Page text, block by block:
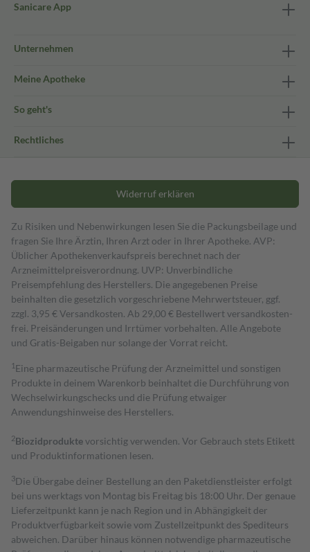
Sanicare App
Unternehmen
Meine Apotheke
So geht's
Rechtliches
Widerruf erklären
Zu Risiken und Nebenwirkungen lesen Sie die Packungsbeilage und
fragen Sie Ihre Ärztin, Ihren Arzt oder in Ihrer Apotheke. AVP:
Üblicher Apothekenverkaufspreis berechnet nach der
Arzneimittelpreisverordnung. UVP: Unverbindliche
Preisempfehlung des Herstellers. Die angegebenen Preise
beinhalten die gesetzlich vorgeschriebene Mehrwertsteuer, ggf.
zzgl. 3,95 € Versandkosten. Ab 29,00 € Bestell­wert versand­kosten­
frei. Preisänderungen und Irrtümer vorbehalten. Alle Angebote
und Gratis-Beigaben nur solange der Vorrat reicht.
1 Eine pharmazeutische Prüfung der Arzneimittel und sonstigen
Produkte in deinem Warenkorb beinhaltet die Durchführung von
Wechselwirkungschecks und die Prüfung etwaiger
Anwendungshinweise des Herstellers.
2Biozidproduktevorsichtig verwenden. Vor Gebrauch stets Etikett
und Produktinformationen lesen.
3Die Übergabe deiner Bestellung an den Paketdienstleister erfolgt
bei uns werktags von Montag bis Freitag bis 18:00 Uhr. Der genaue
Lieferzeitpunkt kann je nach Region und in Abhängigkeit der
Produktverfügbarkeit sowie vom Zustellzeitpunkt des Spediteurs
abweichen. Darüber hinaus können notwendige pharmazeutische